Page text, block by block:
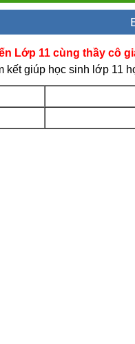
Lớp 11 cùng thầy cô
kết giúp học sinh lớp 11